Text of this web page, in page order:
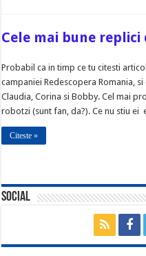
Cele mai bune replici
Probabil ca in timp ce tu citesti
campaniei Redescopera Romania,
Claudia, Corina si Bobby. Cel mai
robotzi (sunt fan, da?). Ce nu stiu ei
Citeste »
Social